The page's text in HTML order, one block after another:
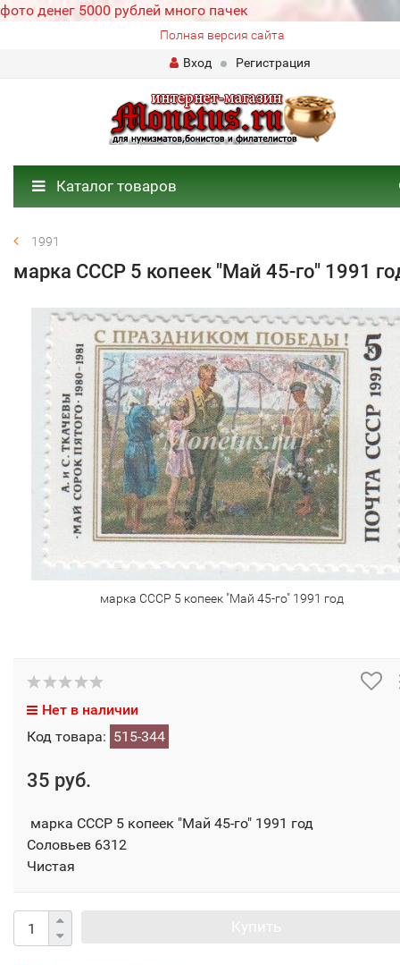
фото денег 5000 рублей много пачек
Полная версия сайта
Вход
Регистрация
Каталог товаров
1991
марка СССР 5 копеек "Май 45-го" 1991
марка СССР 5 копеек "Май 45-го" 1991 год
Нет в наличии
Код товара: 515-344
35 руб.
марка СССР 5 копеек "Май 45-го" 1991 год
Соловьев 6312
Чистая